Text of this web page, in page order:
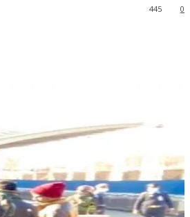
0
445